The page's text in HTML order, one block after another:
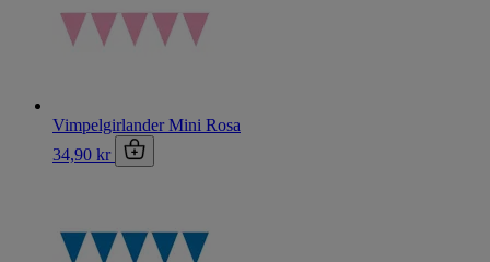
Vimpelgirlander Mini Rosa
34,90 kr